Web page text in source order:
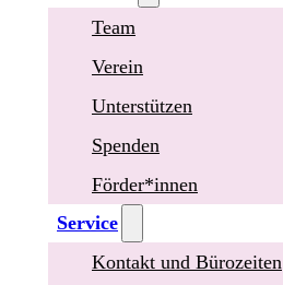
Team
Verein
Unterstützen
Spenden
Förder*innen
Service
Kontakt und Bürozeiten